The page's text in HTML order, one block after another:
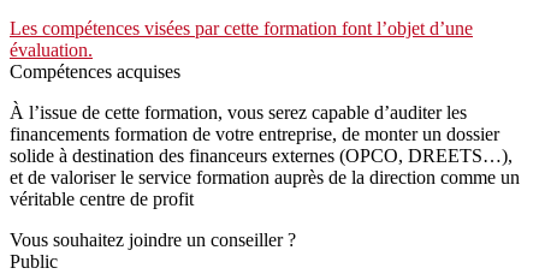
Les compétences visées par cette formation font l’objet d’une
évaluation.
Compétences acquises
À l’issue de cette formation, vous serez capable d’auditer les
financements formation de votre entreprise, de monter un dossier
solide à destination des financeurs externes (OPCO, DREETS…),
et de valoriser le service formation auprès de la direction comme un
véritable centre de profit
Vous souhaitez joindre un conseiller ?
Public